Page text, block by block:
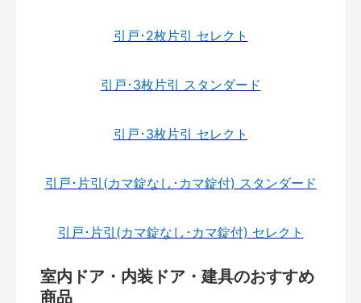
引戸･2枚片引 セレクト
引戸･3枚片引 スタンダード
引戸･3枚片引 セレクト
引戸･片引(カマ錠なし･カマ錠付) スタンダード
引戸･片引(カマ錠なし･カマ錠付) セレクト
室内ドア・内装ドア・建具のおすすめ
商品